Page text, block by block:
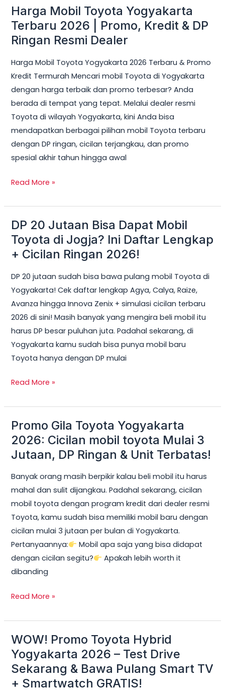
Harga Mobil Toyota Yogyakarta
Terbaru 2026 | Promo, Kredit & DP
Ringan Resmi Dealer
Harga Mobil Toyota Yogyakarta 2026 Terbaru & Promo
Kredit Termurah Mencari mobil Toyota di Yogyakarta
dengan harga terbaik dan promo terbesar? Anda
berada di tempat yang tepat. Melalui dealer resmi
Toyota di wilayah Yogyakarta, kini Anda bisa
mendapatkan berbagai pilihan mobil Toyota terbaru
dengan DP ringan, cicilan terjangkau, dan promo
spesial akhir tahun hingga awal
Harga
Mobil
Toyota
Terbaru
2026
|
Promo,
Kredit
&
DP
Ringan
Dealer
Read More »
DP 20 Jutaan Bisa Dapat Mobil
Toyota di Jogja? Ini Daftar Lengkap
+ Cicilan Ringan 2026!
DP 20 jutaan sudah bisa bawa pulang mobil Toyota di
Yogyakarta! Cek daftar lengkap Agya, Calya, Raize,
Avanza hingga Innova Zenix + simulasi cicilan terbaru
2026 di sini! Masih banyak yang mengira beli mobil itu
harus DP besar puluhan juta. Padahal sekarang, di
Yogyakarta kamu sudah bisa punya mobil baru
Toyota hanya dengan DP mulai
DP
20
Jutaan
Dapat
Mobil
Toyota
di
Jogja?
Ini
Daftar
+
2026!
Read More »
Promo Gila Toyota Yogyakarta
2026: Cicilan mobil toyota Mulai 3
Jutaan, DP Ringan & Unit Terbatas!
Banyak orang masih berpikir kalau beli mobil itu harus
mahal dan sulit dijangkau. Padahal sekarang, cicilan
mobil toyota dengan program kredit dari dealer resmi
Toyota, kamu sudah bisa memiliki mobil baru dengan
cicilan mulai 3 jutaan per bulan di Yogyakarta.
Pertanyaannya:
Mobil apa saja yang bisa didapat
dengan cicilan segitu?
Apakah lebih worth it
dibanding
Promo
Gila
Toyota
2026:
Cicilan
mobil
toyota
Mulai
3
Jutaan,
DP
&
Read More »
WOW! Promo Toyota Hybrid
Yogyakarta 2026 – Test Drive
Sekarang & Bawa Pulang Smart TV
+ Smartwatch GRATIS!
WOW!
Promo
Toyota
Hybrid